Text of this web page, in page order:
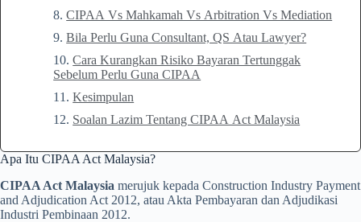
CIPAA Vs Mahkamah Vs Arbitration Vs Mediation
Bila Perlu Guna Consultant, QS Atau Lawyer?
Cara Kurangkan Risiko Bayaran Tertunggak
Sebelum Perlu Guna CIPAA
Kesimpulan
Soalan Lazim Tentang CIPAA Act Malaysia
Apa Itu CIPAA Act Malaysia?
CIPAA Act Malaysia merujuk kepada Construction Industry Payment
and Adjudication Act 2012, atau Akta Pembayaran dan Adjudikasi
Industri Pembinaan 2012.